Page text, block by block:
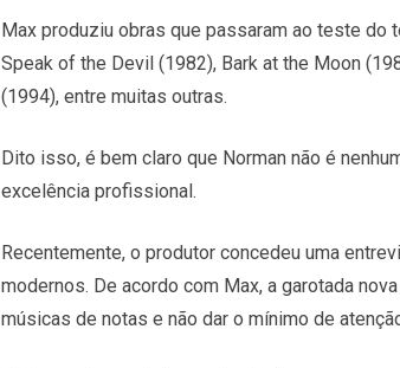
Max produziu obras que passaram ao teste
Speak of the Devil (1982), Bark at the Moon
(1994), entre muitas outras.
Dito isso, é bem claro que Norman não é
excelência profissional.
Recentemente, o produtor concedeu uma
modernos. De acordo com Max, a garotada
músicas de notas e não dar o mínimo de